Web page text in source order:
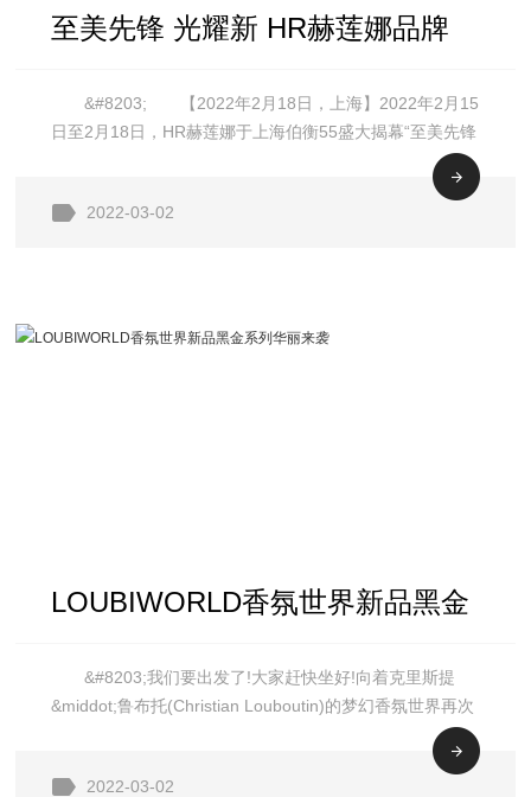
至美先锋 光耀新 HR赫莲娜品牌
120周年光耀启幕
&#8203; 【2022年2月18日，上海】2022年2月15
日至2月18日，HR赫莲娜于上海伯衡55盛大揭幕“至美先锋
光耀新 ” HR赫莲娜120周年品牌盛典，自赫莲娜夫人首创
她的美容帝国并掀起一场翻天覆地的变化，至今已过
2022-03-02
LOUBIWORLD香氛世界新品黑金
系列华丽来袭
&#8203;我们要出发了!大家赶快坐好!向着克里斯提
&middot;鲁布托(Christian Louboutin)的梦幻香氛世界再次
进发，置身于极富创意的香水王国里，透过一款款妙不可
言的香水，一同感受到他的幻想梦境，见证他遍布世界各
地的足2022-03-02